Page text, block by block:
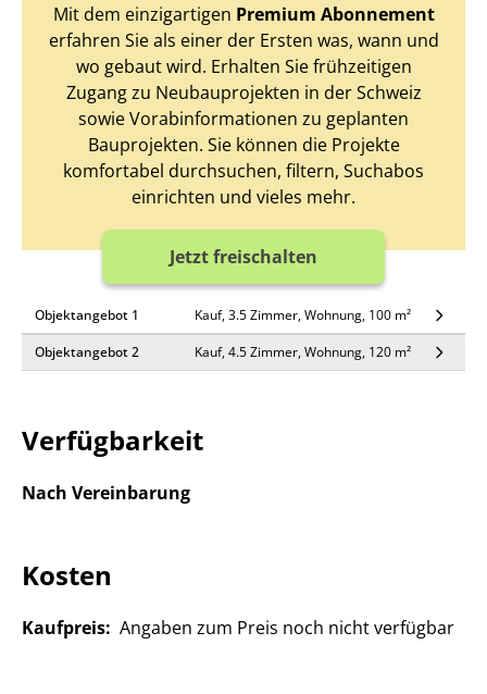
Mit dem einzigartigen Premium Abonnement
erfahren Sie als einer der Ersten was, wann und
wo gebaut wird. Erhalten Sie frühzeitigen
Zugang zu Neubauprojekten in der Schweiz
sowie Vorabinformationen zu geplanten
Bauprojekten. Sie können die Projekte
komfortabel durchsuchen, filtern, Suchabos
einrichten und vieles mehr.
Jetzt freischalten
Objektangebot 1
Kauf, 3.5 Zimmer, Wohnung, 100 m²
Objektangebot 2
Kauf, 4.5 Zimmer, Wohnung, 120 m²
Verfügbarkeit
Nach Vereinbarung
Kosten
Kaufpreis: Angaben zum Preis noch nicht verfügbar